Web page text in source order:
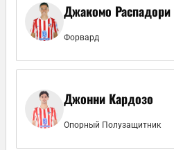
Джакомо Распадори
Форвард
Джонни Кардозо
Опорный Полузащитник